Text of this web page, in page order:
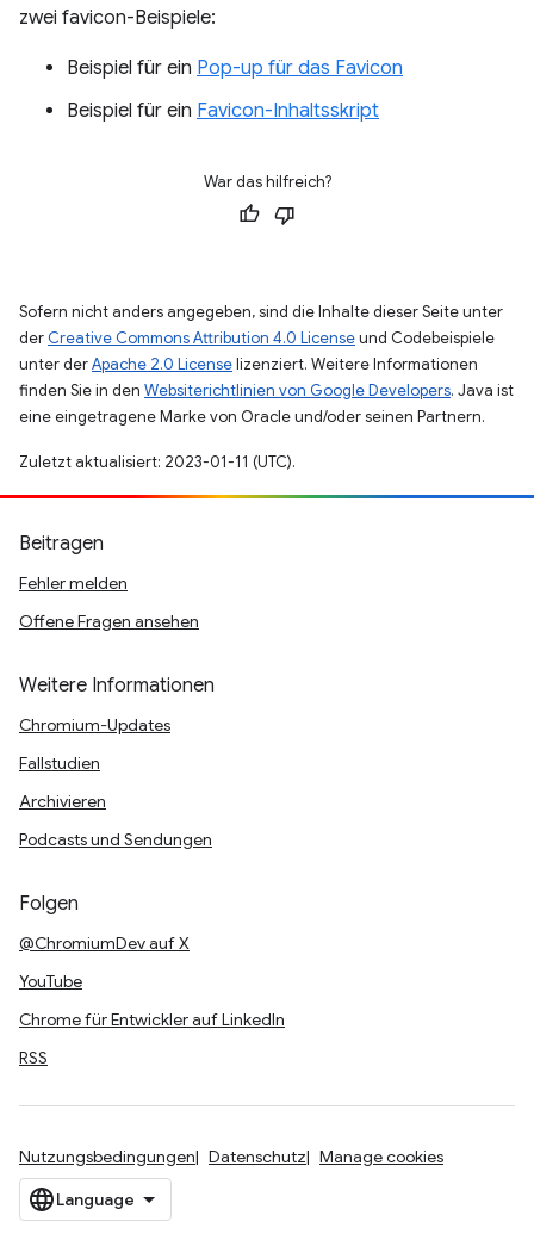
zwei favicon-Beispiele:
Beispiel für ein Pop-up für das Favicon
Beispiel für ein Favicon-Inhaltsskript
War das hilfreich?
Sofern nicht anders angegeben, sind die Inhalte dieser Seite unter
der Creative Commons Attribution 4.0 Licenseund Codebeispiele
unter derApache 2.0 Licenselizenziert. Weitere Informationen
finden Sie in den Websiterichtlinien von Google Developers. Java ist
eine eingetragene Marke von Oracle und/oder seinen Partnern.
Zuletzt aktualisiert: 2023-01-11 (UTC).
Beitragen
Fehler melden
Offene Fragen ansehen
Weitere Informationen
Chromium-Updates
Fallstudien
Archivieren
Podcasts und Sendungen
Folgen
@ChromiumDev auf X
YouTube
Chrome für Entwickler auf LinkedIn
RSS
Nutzungsbedingungen Datenschutz Manage cookies